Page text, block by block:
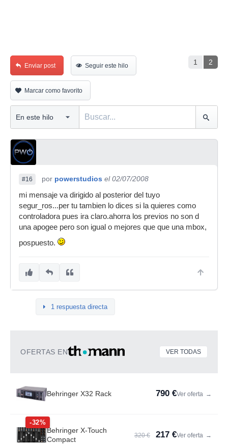
1 2
Enviar post Seguir este hilo
Marcar como favorito
#16 por powerstudios el 02/07/2008
mi mensaje va dirigido al posterior del tuyo
segur_ros...per tu tambien lo dices si la quieres como
controladora pues ira claro.ahorra los previos no son d
una apogee pero son igual o mejores que que una mbox,
pospuesto.
1 respuesta directa
OFERTAS EN VER TODAS
Behringer X32 Rack 790 €Ver oferta →
-32%
Behringer X-Touch
Compact
320 € 217 €Ver oferta →